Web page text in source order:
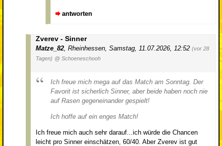
antworten
Zverev - Sinner
Matze_82 Rheinhessen Samstag, 11.07.2026, 12:52 (vor 28
Tagen) @ Schoeneschooh
Ich freue mich mega auf das Match am Sonntag. Der
Favorit ist sicherlich Sinner, aber beide haben noch nie
auf Rasen gegeneinander gespielt!
Ich hoffe auf ein enges Match!
Ich freue mich auch sehr darauf...ich würde die Chancen
leicht pro Sinner einschätzen, 60/40. Aber Zverev ist gut